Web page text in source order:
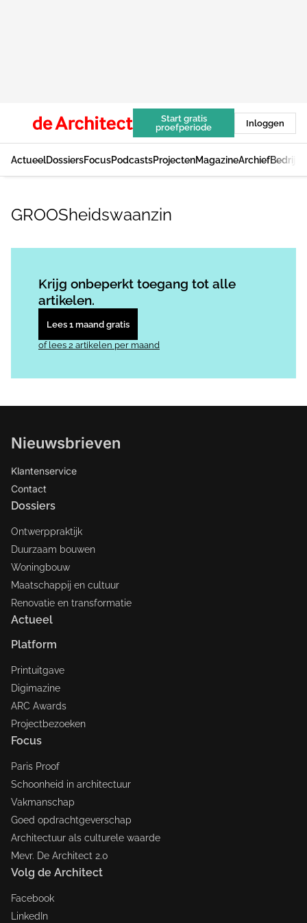
Start gratis
proefperiode
Inloggen
ActueelDossiersFocusPodcastsProjectenMagazineArchief
GROOSheidswaanzin
Krijg onbeperkt toegang tot alle
artikelen.
Lees 1 maand gratis
of lees 2 artikelen per maand
Nieuwsbrieven
Klantenservice
Contact
Dossiers
Ontwerppraktijk
Duurzaam bouwen
Woningbouw
Maatschappij en cultuur
Renovatie en transformatie
Actueel
Platform
Printuitgave
Digimazine
ARC Awards
Projectbezoeken
Focus
Paris Proof
Schoonheid in architectuur
Vakmanschap
Goed opdrachtgeverschap
Architectuur als culturele waarde
Mevr. De Architect 2.0
Volg de Architect
Facebook
LinkedIn